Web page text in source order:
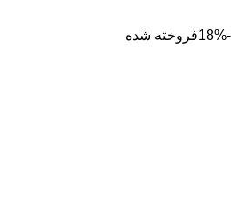
-18% فروخته شده